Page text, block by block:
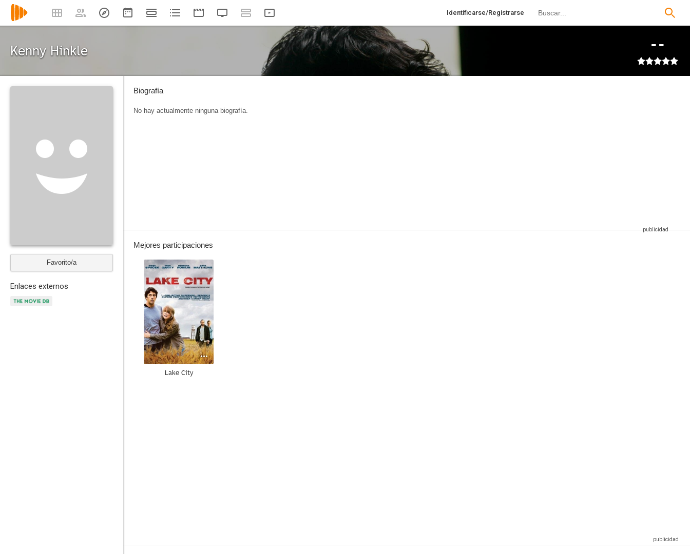
Identificarse/Registrarse
Kenny Hinkle --
Favorito/a
Enlaces externos
Biografía
No hay actualmente ninguna biografía.
Mejores participaciones
--
Lake City